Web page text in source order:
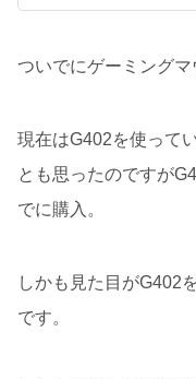
ついでにゲーミングマ
現在はG402を使って
とも思ったのですが
でに購入。
しかも見た目がG402
です。